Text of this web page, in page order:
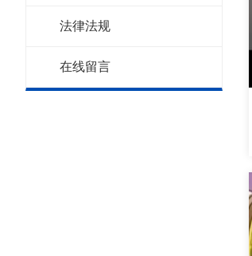
法律法规
在线留言